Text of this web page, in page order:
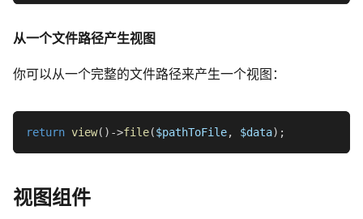
从一个文件路径产生视图
你可以从一个完整的文件路径来产生一个视图：
return view( ) ->file($pathToFile, $data) ;
视图组件